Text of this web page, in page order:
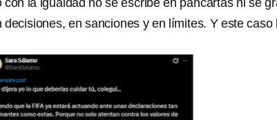
con la igualdad no se escribe en pancartas ni se
en sanciones y en límites. Y este caso